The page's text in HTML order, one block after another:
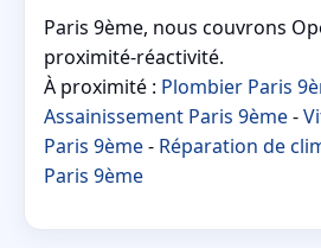
Paris 9ème, nous couvrons
proximité-réactivité.
À proximité : Plombier Paris
Assainissement Paris 9ème-
Paris 9ème- Réparation de
Paris 9ème